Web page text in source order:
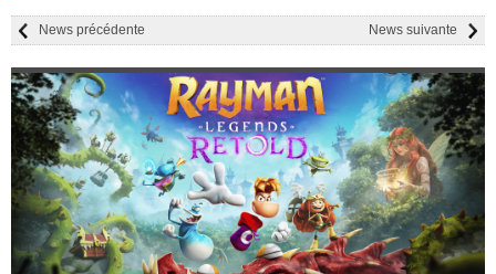
News suivante
News précédente